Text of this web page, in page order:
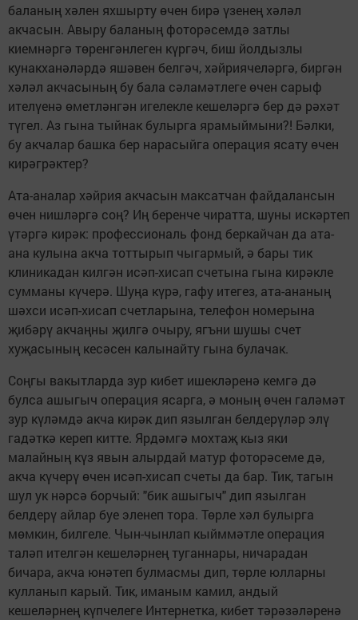
баланың хәлен яхшырту өчен бирә үзенең хәләл
акчасын. Авыру баланың фоторәсемдә затлы
киемнәргә төренгәнлеген күргәч, биш йолдызлы
кунакханәләрдә яшәвен белгәч, хәйриячеләргә, биргән
хәләл акчасының бу бала сәламәтлеге өчен сарыф
ителүенә өметләнгән игелекле кешеләргә бер дә рәхәт
түгел. Аз гына тыйнак булырга ярамыймыни?! Бәлки,
бу акчалар башка бер нарасыйга операция ясату өчен
кирәгрәктер?
Ата-аналар хәйрия акчасын максатчан файдалансын
өчен нишләргә соң? Иң беренче чиратта, шуны искәртеп
үтәргә кирәк: профессиональ фонд беркайчан да ата-
ана кулына акча тоттырып чыгармый, ә бары тик
клиникадан килгән исәп-хисап счетына гына кирәкле
сумманы күчерә. Шуңа күрә, гафу итегез, ата-ананың
шәхси исәп-хисап счетларына, телефон номерына
җибәрү акчаңны җилгә очыру, ягъни шушы счет
хуҗасының кесәсен калынайту гына булачак.
Соңгы вакытларда зур кибет ишекләренә кемгә дә
булса ашыгыч операция ясарга, ә моның өчен галәмәт
зур күләмдә акча кирәк дип язылган белдерүләр элү
гадәткә кереп китте. Ярдәмгә мохтаҗ кыз яки
малайның күз явын алырдай матур фоторәсеме дә,
акча күчерү өчен исәп-хисап счеты да бар. Тик, тагын
шул ук нәрсә борчый: "бик ашыгыч" дип язылган
белдерү айлар буе эленеп тора. Төрле хәл булырга
мөмкин, билгеле. Чын-чынлап кыйммәтле операция
таләп ителгән кешеләрнең туганнары, ничарадан
бичара, акча юнәтеп булмасмы дип, төрле юлларны
кулланып карый. Тик, иманым камил, андый
кешеләрнең күпчелеге Интернетка, кибет тәрәзәләренә